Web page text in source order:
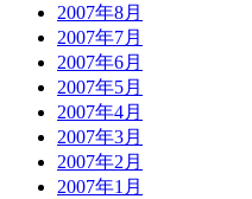
2007年8月
2007年7月
2007年6月
2007年5月
2007年4月
2007年3月
2007年2月
2007年1月